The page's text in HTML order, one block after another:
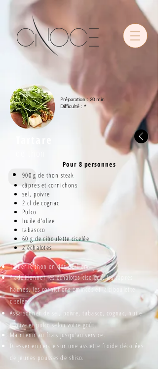
Préparation : 20 min
Difficulté : *
Pour 8 personnes
900 g de thonsteak
câpres et cornichons
sel, poivre
2 cl de cognac
Pulco
huile d'olive
tabascco
60 g de ciboulette ciselée
2 échalotes
Tailler le thon en dés de 1 cm.
Y additionner leséchalotesciselées, les câpres
hâchés, les cornichons émincés et la ciboulette
ciselée.
Assaisonner de sel, poivre, tabasco, cognac, huile
d'olive etpulcoselon votre goût.
Maintenir au frais jusqu'au service.
Dresser en cercle sur une assiette froide décorées
de jeunes pousses deshiso.